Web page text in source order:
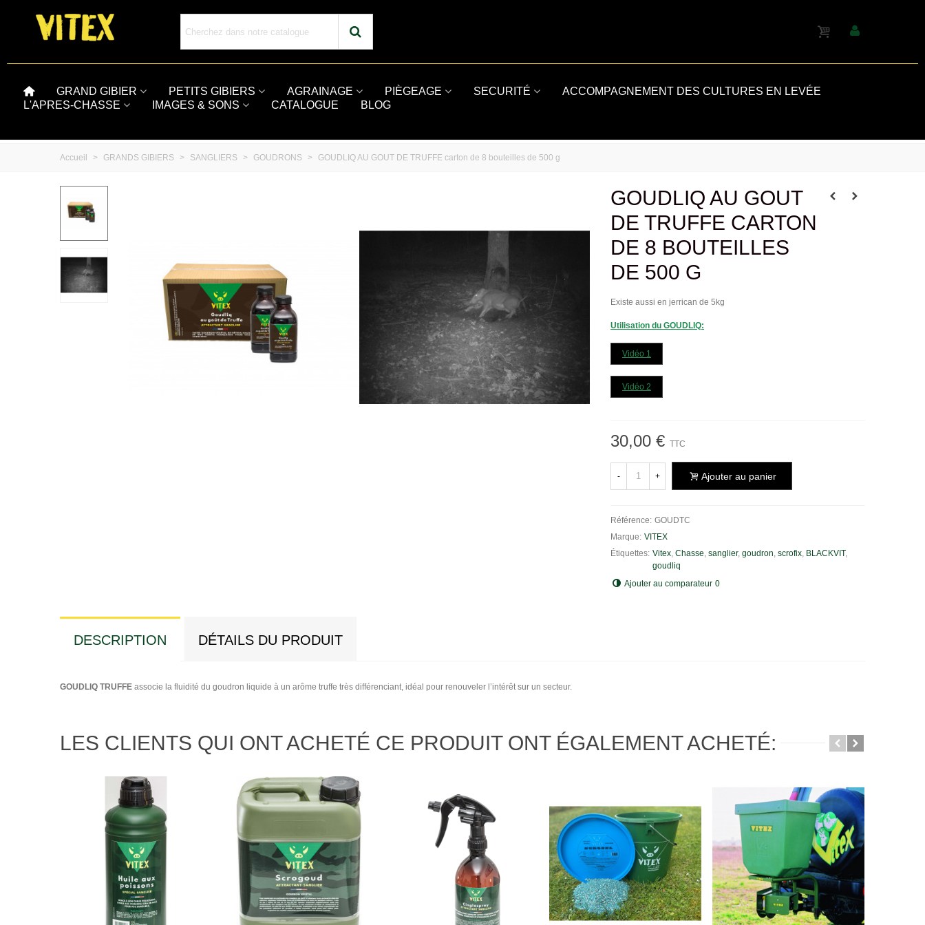
GRAND GIBIER PETITS GIBIERS AGRAINAGE PIÈGEAGE SECURITÉ
ACCOMPAGNEMENT DES CULTURES EN LEVÉE
L'APRES-CHASSE
IMAGES & SONS CATALOGUE BLOG
Accueil > GRANDS GIBIERS > SANGLIERS > GOUDRONS > GOUDLIQ AU GOUT DE TRUFFE carton de 8 bouteilles de 500 g
GOUDLIQ AU GOUT
DE TRUFFE CARTON
DE 8 BOUTEILLES
DE 500 G
Existe aussi en jerrican de 5kg
Utilisation du GOUDLIQ:
Vidéo 1
Vidéo 2
30,00 € TTC
- + Ajouter au panier
Référence: GOUDTC
Marque: VITEX
Étiquettes: Vitex, Chasse, sanglier, goudron, scrofix, BLACKVIT,
goudliq
Ajouter au comparateur 0
DESCRIPTION DÉTAILS DU PRODUIT
GOUDLIQ TRUFFE associe la fluidité du goudron liquide à un arôme truffe très différenciant, idéal pour renouveler l’intérêt sur un secteur.
LES CLIENTS QUI ONT ACHETÉ CE PRODUIT ONT ÉGALEMENT ACHETÉ: